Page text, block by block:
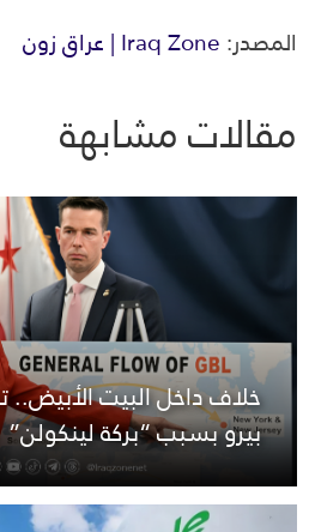
المصدر:Iraq Zone | عراق زون
مقالات مشابهة
خلاف داخل البيت الأبيض..
بيرو بسبب “بركة لينكولن”